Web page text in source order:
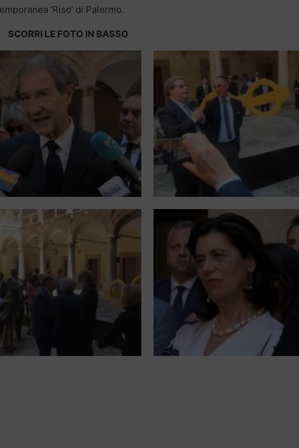
‘Riso’ di Palermo.
SCORRI LE FOTO IN BASSO